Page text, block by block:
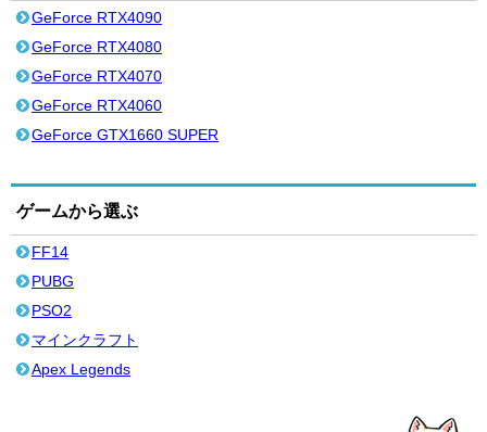
GeForce RTX4090
GeForce RTX4080
GeForce RTX4070
GeForce RTX4060
GeForce GTX1660 SUPER
ゲームから選ぶ
FF14
PUBG
PSO2
マインクラフト
Apex Legends